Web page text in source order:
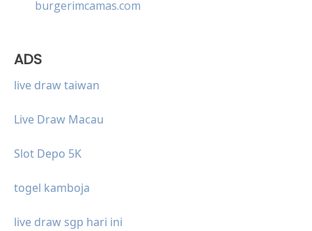
burgerimcamas.com
ADS
live draw taiwan
Live Draw Macau
Slot Depo 5K
togel kamboja
live draw sgp hari ini